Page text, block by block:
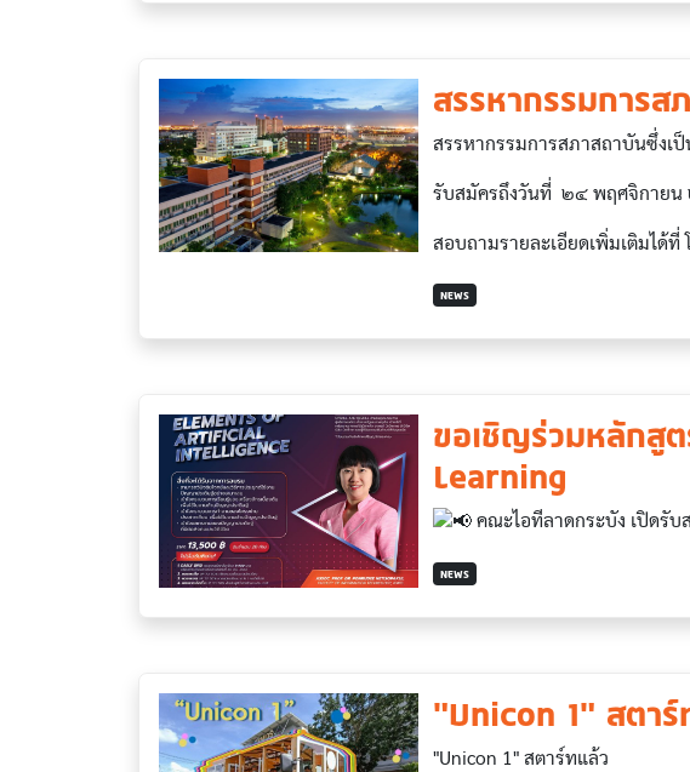
สรรหากรรมการ
สรรหากรรมการสภาสถาบันซึ่งเ
รับสมัครถึงวันที่ ๒๔ พฤศจิกายน
สอบถามรายละเอียดเพิ่มเติมได้ที่
NEWS
ขอเชิญร่วมหลักสู
Learning
คณะไอทีลาดกระบัง เปิดรับ
NEWS
"Unicon 1" สตาร์
"Unicon 1" สตาร์ทแล้ว